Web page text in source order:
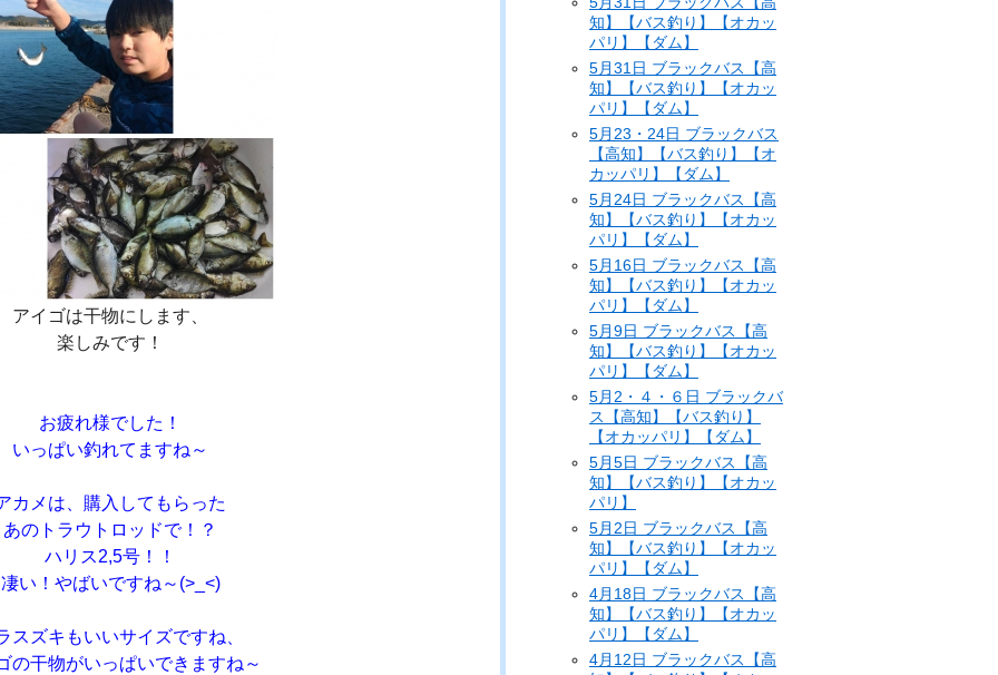
アイゴは干物にします、
楽しみです！
お疲れ様でした！
いっぱい釣れてますね～
カメは、購入してもらった
あのトラウトロッドで！？
ハリス2,5号！！
凄い！やばいですね～(>_<)
スズキもいいサイズですね、
の干物がいっぱいできますね～
知】【バス釣り】【オカッ
パリ】【ダム】
5月31日 ブラックバス【高
知】【バス釣り】【オカッ
パリ】【ダム】
5月23・24日 ブラックバス
【高知】【バス釣り】【オ
カッパリ】【ダム】
5月24日 ブラックバス【高
知】【バス釣り】【オカッ
パリ】【ダム】
5月16日 ブラックバス【高
知】【バス釣り】【オカッ
パリ】【ダム】
5月9日 ブラックバス【高
知】【バス釣り】【オカッ
パリ】【ダム】
5月2・４・６日 ブラックバ
ス【高知】【バス釣り】
【オカッパリ】【ダム】
5月5日 ブラックバス【高
知】【バス釣り】【オカッ
パリ】
5月2日 ブラックバス【高
知】【バス釣り】【オカッ
パリ】【ダム】
4月18日 ブラックバス【高
知】【バス釣り】【オカッ
パリ】【ダム】
4月12日 ブラックバス【高